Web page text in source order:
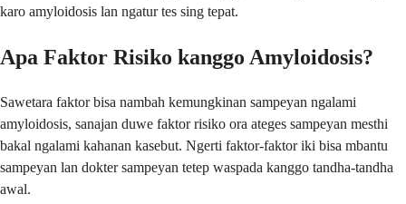
karo amyloidosis lan ngatur tes sing tepat.
Apa Faktor Risiko kanggo Amyloidosis?
Sawetara faktor bisa nambah kemungkinan sampeyan ngalami
amyloidosis, sanajan duwe faktor risiko ora ateges sampeyan mesthi
bakal ngalami kahanan kasebut. Ngerti faktor-faktor iki bisa mbantu
sampeyan lan dokter sampeyan tetep waspada kanggo tandha-tandha
awal.